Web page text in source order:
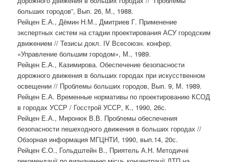
больших городов”, Вып. 26, М., 1988.
Рейцен Е.А., Дёмин Н.М., Дмитриев Г. Применение
экспертных систем на стадии проектирования АСУ городским
движением // Тезисы докл. IV Всесоюзн. конфер.
«Управление большим городом», М., 1989.
Рейцен Е.А., Казимирова. Обеспечение безопасности
дорожного движения в больших городах при искусственном
освещении // Проблемы больших городов, Вып. 9, М. 1989.
Рейцен Е.А. Временные нормативы по проектированию КСОД
в городах УССР / Госстрой УССР, К., 1990, 26с.
Рейцен Е.А., Миронюк В.В. Проблемы обеспечения
безопасности пешеходного движения в больших городах //
Обзорная информация МГЦНТИ, 1990, вып.14, 20с.
Рейцен Є.О., Гольдштейн В., Приятель А.Н. Методичні